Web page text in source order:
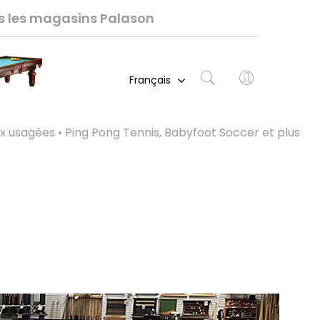
les magasins Palason
Français
usagées • Ping Pong Tennis, Babyfoot Soccer et plus